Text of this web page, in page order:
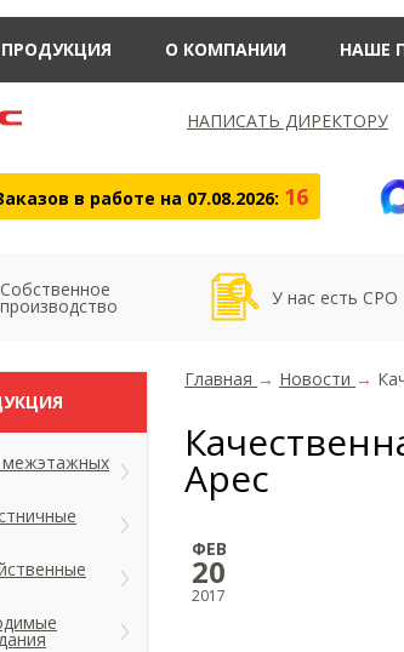
ПРОДУКЦИЯ О КОМПАНИИ НАШЕ
НАПИСАТЬ ДИРЕКТОРУ
в работе на 07.08.2026: 16
Собственное
производство У нас есть СРО
Главная → Новости →
Арес
ФЕВ
20
2017
межэтажных